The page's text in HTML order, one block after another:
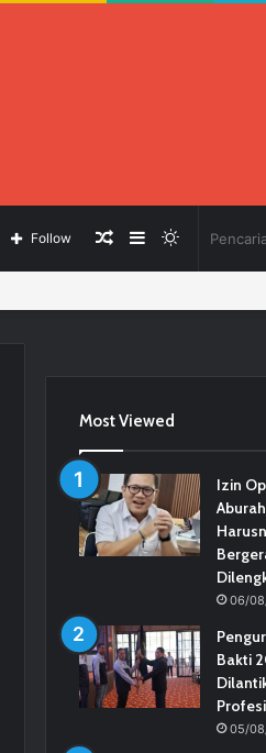
Switch
Sidebar
Berita
Follow
Most Viewed
Izin
06/
Bakti
05/